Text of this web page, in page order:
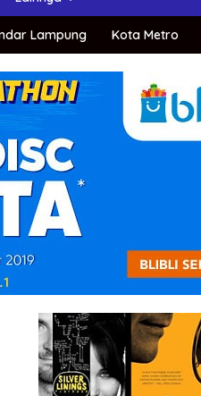
Lampung Kota Metro